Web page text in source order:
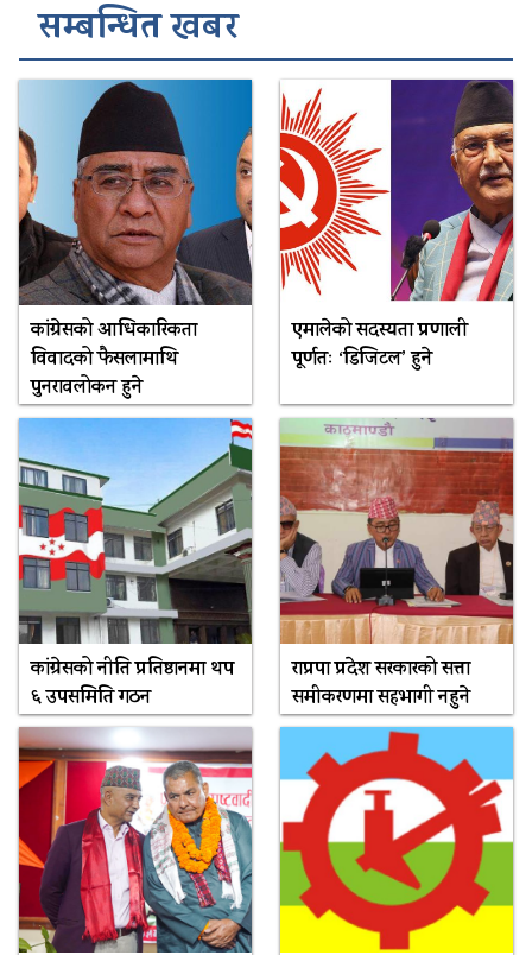
सम्बन्धित खबर
कांग्रेसको आधिकारिकता
विवादको फैसलामाथि
पुनरावलोकन हुने
एमालेको सदस्यता प्रणाली
पूर्णतः ‘डिजिटल’ हुने
कांग्रेसको नीति प्रतिष्ठानमा थप
६ उपसमिति गठन
राप्रपा प्रदेश सरकारको सत्ता
समीकरणमा सहभागी नहुने